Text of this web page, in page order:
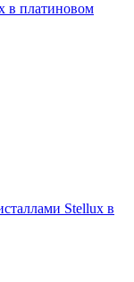
в платиновом
Stellux в